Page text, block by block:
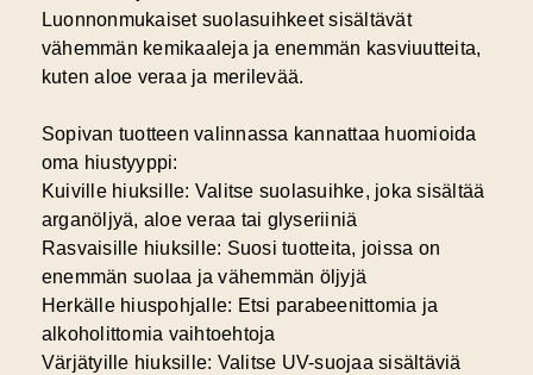
Luonnonmukaiset suolasuihkeetsisältävät
vähemmän kemikaaleja ja enemmän kasviuutteita,
kuten aloe veraa ja merilevää.
Sopivan tuotteen valinnassa kannattaa huomioida
oma hiustyyppi:
Kuiville hiuksille: Valitse suolasuihke, joka sisältää
arganöljyä, aloe veraa tai glyseriiniä
Rasvaisille hiuksille: Suosi tuotteita, joissa on
enemmän suolaa ja vähemmän öljyjä
Herkälle hiuspohjalle: Etsi parabeenittomia ja
alkoholittomia vaihtoehtoja
Värjätyille hiuksille: Valitse UV-suojaa sisältäviä